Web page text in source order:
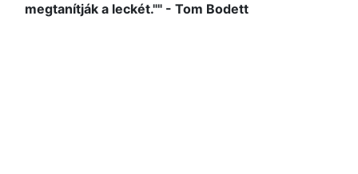
megtanítják a leckét."" - Tom Bodett